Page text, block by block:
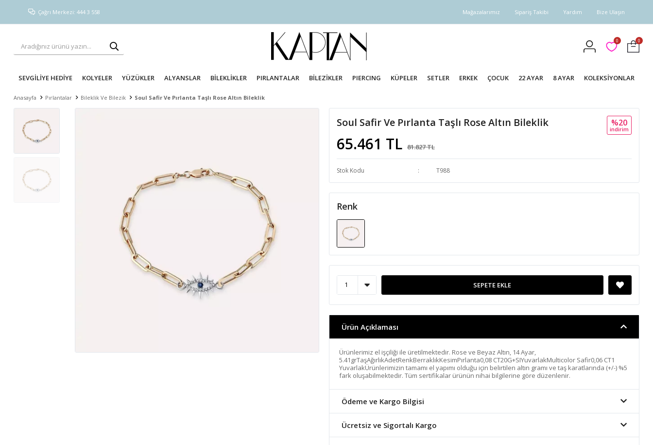
Çağrı Merkezi: 444 3 558 Mağazalarımız Sipariş Takibi Yardım Bize Ulaşın
0 0
SEVGİLİYE HEDİYE KOLYELER YÜZÜKLER ALYANSLAR BİLEKLİKLER PIRLANTALAR BİLEZİKLER PIERCING KÜPELER SETLER ERKEK ÇOCUK 22 AYAR 8 AYAR KOLEKSİYONLAR
Anasayfa Pırlantalar Bileklik Ve Bilezik Soul Safir Ve Pırlanta Taşlı Rose Altın Bileklik
Soul Safir Ve Pırlanta Taşlı Rose Altın Bileklik
65.461 TL 81.827 TL
%20
i̇ndi̇ri̇m
Stok Kodu T988
Renk
SEPETE EKLE
Ürün Açıklaması
Ürünlerimiz el işçiliği ile üretilmektedir. Rose ve Beyaz Altın, 14 Ayar,
5.41grTaşAğırlıkAdetRenkBerraklıkKesimPırlanta0,08 CT20G+SIYuvarlakMulticolor Safir0,06 CT1
YuvarlakÜrünlerimizin tamamı el yapımı olduğu için belirtilen altın gramı ve taş karatlarında (+/-) %5
fark oluşabilmektedir. Tüm sertifikalar ürünün nihai bilgilerine göre düzenlenir.
Ödeme ve Kargo Bilgisi
Ücretsiz ve Sigortalı Kargo